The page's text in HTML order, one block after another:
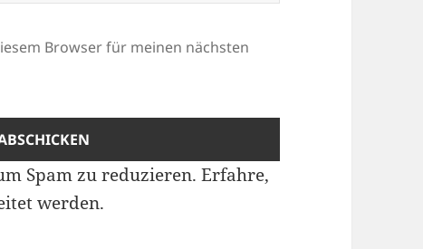
Browser für meinen nächsten
Spam zu reduzieren.Erfahre,
werden.